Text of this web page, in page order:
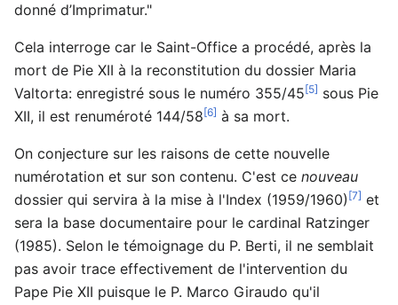
donné d’Imprimatur."
Cela interroge car le Saint-Office a procédé, après la
mort de Pie XII à la reconstitution du dossier Maria
Valtorta: enregistré sous le numéro 355/45[5] sous Pie
XII, il est renuméroté 144/58[6] à sa mort.
On conjecture sur les raisons de cette nouvelle
numérotation et sur son contenu. C'est ce nouveau
dossier qui servira à la mise à l'Index (1959/1960) [7] et
sera la base documentaire pour le cardinal Ratzinger
(1985). Selon le témoignage du P. Berti, il ne semblait
pas avoir trace effectivement de l'intervention du
Pape Pie XII puisque le P. Marco Giraudo qu'il